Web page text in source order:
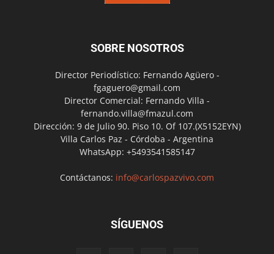
SOBRE NOSOTROS
Director Periodístico: Fernando Agüero -
fgaguero@gmail.com
Director Comercial: Fernando Villa -
fernando.villa@fmazul.com
Dirección: 9 de Julio 90. Piso 10. Of 107.(X5152EYN)
Villa Carlos Paz - Córdoba - Argentina
WhatsApp: +5493541585147
Contáctanos: info@carlospazvivo.com
SÍGUENOS